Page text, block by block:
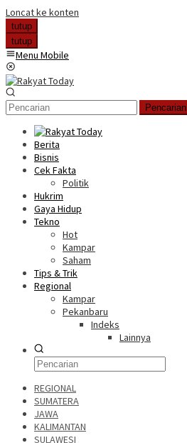
Loncat ke konten
tutup
tutup
Menu Mobile
Pencarian
Berita
Bisnis
Cek Fakta
Politik
Hukrim
Gaya Hidup
Tekno
Hot
Kampar
Saham
Tips & Trik
Regional
Kampar
Pekanbaru
Indeks
Lainnya
REGIONAL
SUMATERA
JAWA
KALIMANTAN
SULAWESI